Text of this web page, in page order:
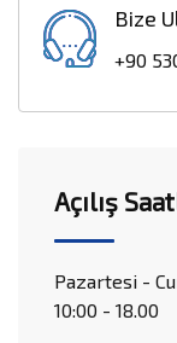
Bize
+90
Açılış
Pazartesi -
10:00 - 18.00